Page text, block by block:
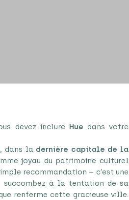
devez inclure Hue dans votre
, dans la dernière capitale de la
joyau du patrimoine culturel
recommandation – c’est une
succombez à la tentation de sa
renferme cette gracieuse ville.